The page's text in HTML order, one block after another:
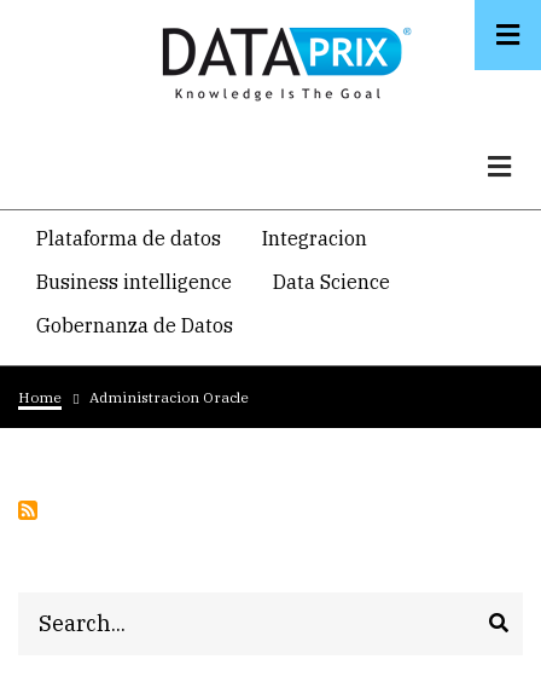
Navegacion
temática
principal
Plataforma de datos
Integracion
Business intelligence
Data Science
Gobernanza de Datos
Breadcrumb
Home Administracion Oracle